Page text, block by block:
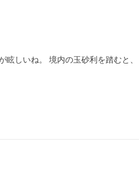
しいね。 境内の玉砂利を踏むと、